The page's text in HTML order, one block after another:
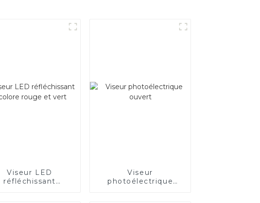
Viseur LED
réfléchissant
Viseur
photoélectrique